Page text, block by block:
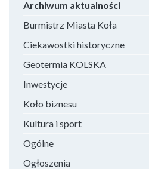
Archiwum aktualności
Burmistrz Miasta Koła
Ciekawostki historyczne
Geotermia KOLSKA
Inwestycje
Koło biznesu
Kultura i sport
Ogólne
Ogłoszenia